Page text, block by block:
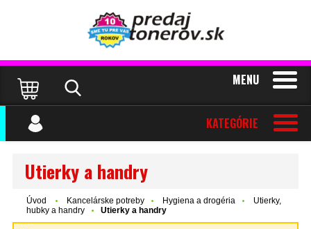
MENU
KATEGÓRIE
Utierky a handry
Úvod Kancelárske potreby Hygiena a drogéria
Utierky,
hubky a handry
Utierky a handry